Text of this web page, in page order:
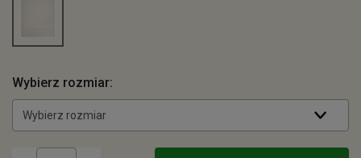
Wybierz rozmiar:
Wybierz rozmiar